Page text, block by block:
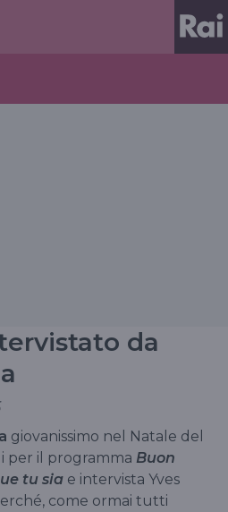
da
giovanissimo nel Natale del
per il programma Buon
tu sia e intervista Yves
come ormai tutti